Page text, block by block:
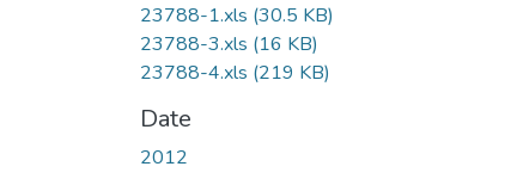
23788-1.xls (30.5 KB)
23788-3.xls (16 KB)
23788-4.xls (219 KB)
Date
2012